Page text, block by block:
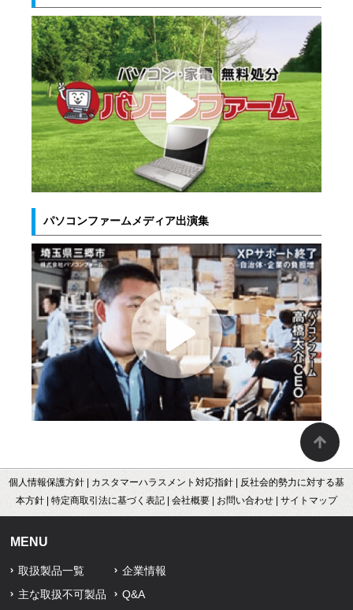
パソコンファームメディア出演集
個人情報保護方針 カスタマーハラスメント対応指針
反社会的勢力に対する基
本方針
特定商取引法に基づく表記 会社概要 お問い合わせ サイトマップ
MENU
取扱製品一覧
主な取扱不可製品
企業情報
Q&A